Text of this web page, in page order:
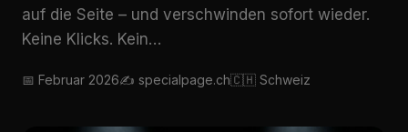
auf die Seite – und verschwinden sofort wieder.
Keine Klicks. Kein…
📅 Februar 2026✍️ specialpage.ch🇨🇭 Schweiz